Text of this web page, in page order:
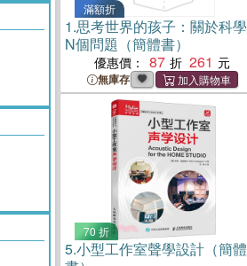
滿額折
1.思考世界的孩子：關於科
N個問題（簡體書）
優惠價： 87 261
無庫存
70 折
5.小型工作室聲學設計（簡體